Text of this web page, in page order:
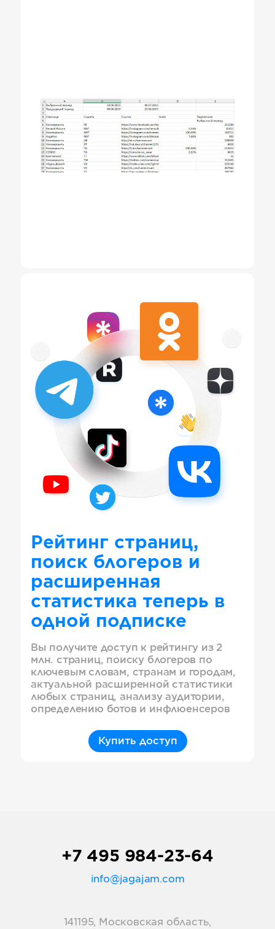
Рейтинг страниц,
поиск блогеров и
расширенная
статистика теперь в
одной подписке
Вы получите доступ к рейтингу из 2
млн. страниц, поиску блогеров по
ключевым словам, странам и городам,
актуальной расширенной статистики
любых страниц, анализу аудитории,
определению ботов и инфлюенсеров
Купить доступ
+7 495 984-23-64
info@jagajam.com
141195, Московская область,